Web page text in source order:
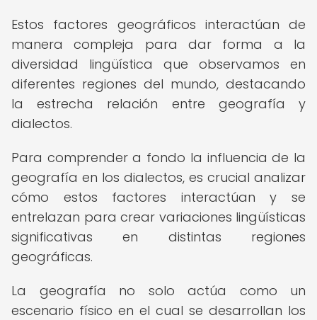
Estos factores geográficos interactúan de
manera compleja para dar forma a la
diversidad lingüística que observamos en
diferentes regiones del mundo, destacando
la estrecha relación entre geografía y
dialectos.
Para comprender a fondo la influencia de la
geografía en los dialectos, es crucial analizar
cómo estos factores interactúan y se
entrelazan para crear variaciones lingüísticas
significativas en distintas regiones
geográficas.
La geografía no solo actúa como un
escenario físico en el cual se desarrollan los